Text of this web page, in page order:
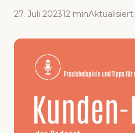
27. Juli 202312 minAktualisiert: